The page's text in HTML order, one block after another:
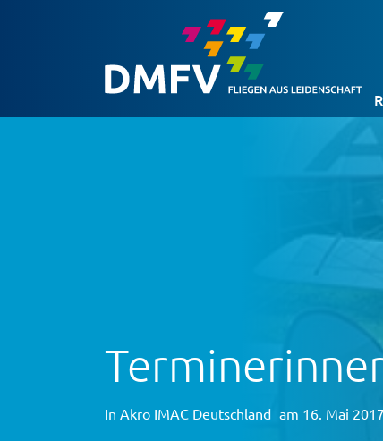
In Akro IMAC Deutschland am 16. Mai 2017